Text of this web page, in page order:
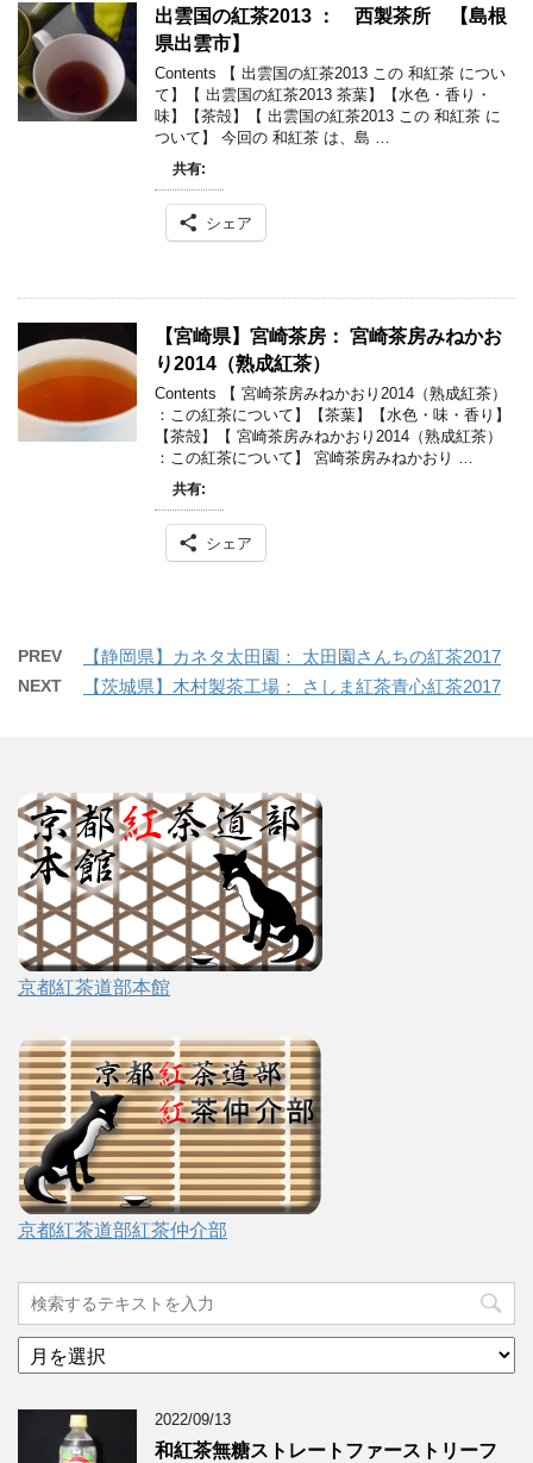
出雲国の紅茶2013 ： 西製茶所 【島根
県出雲市】
Contents 【 出雲国の紅茶2013 この 和紅茶 につい
て】【 出雲国の紅茶2013 茶葉】【水色・香り・
味】【茶殻】【 出雲国の紅茶2013 この 和紅茶 に
ついて】 今回の 和紅茶 は、島 …
共有:
シェア
【宮崎県】宮崎茶房： 宮崎茶房みねかお
り2014（熟成紅茶）
Contents 【 宮崎茶房みねかおり2014（熟成紅茶）
：この紅茶について】【茶葉】【水色・味・香り】
【茶殻】【 宮崎茶房みねかおり2014（熟成紅茶）
：この紅茶について】 宮崎茶房みねかおり …
共有:
シェア
PREV 【静岡県】カネタ太田園： 太田園さんちの紅茶2017
NEXT 【茨城県】木村製茶工場： さしま紅茶青心紅茶2017
京都紅茶道部本館
京都紅茶道部紅茶仲介部
ア
ー
2022/09/13
和紅茶無糖ストレートファーストリーフ